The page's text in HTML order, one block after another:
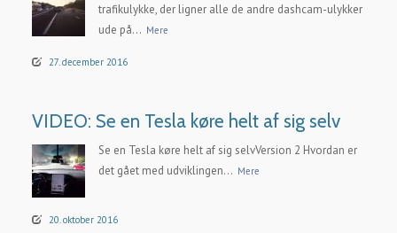
trafikulykke, der ligner alle de andre dashcam-ulykker
ude på... Mere
27. december 2016
VIDEO: Se en Tesla køre helt af sig selv
Se en Tesla køre helt af sig selvVersion 2 Hvordan er
det gået med udviklingen... Mere
20. oktober 2016